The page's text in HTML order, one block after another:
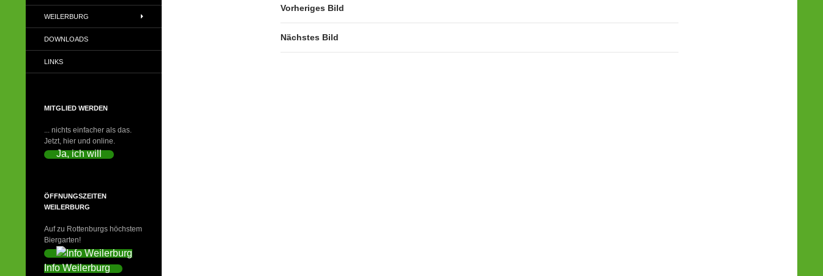
Vorheriges Bild
Nächstes Bild
WEILERBURG
DOWNLOADS
LINKS
MITGLIED WERDEN
... nichts einfacher als das.
Jetzt, hier und online.
Ja, ich will
ÖFFNUNGSZEITEN
WEILERBURG
Auf zu Rottenburgs höchstem
Biergarten!
Info Weilerburg